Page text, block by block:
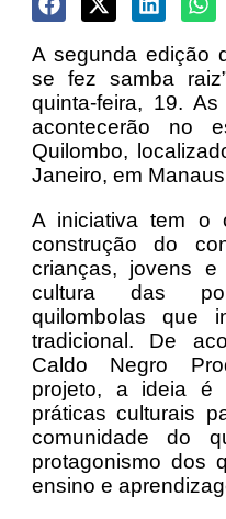
A segunda edição
se fez samba
quinta-feira, 19.
acontecerão no
Quilombo,
Janeiro, em
A iniciativa tem o
construção do
crianças, jovens e
cultura das
quilombolas que
tradicional. De
Caldo Negro
projeto, a ideia é
práticas culturais
comunidade do
protagonismo dos
ensino e